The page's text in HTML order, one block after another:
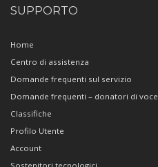
SUPPORTO
Home
Centro di assistenza
Domande frequenti sul servizio
Domande frequenti – donatori di voce
Classifiche
Profilo Utente
Account